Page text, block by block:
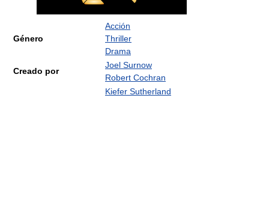
Género
Acción
Thriller
Drama
Creado por
Joel Surnow
Robert Cochran
Kiefer Sutherland